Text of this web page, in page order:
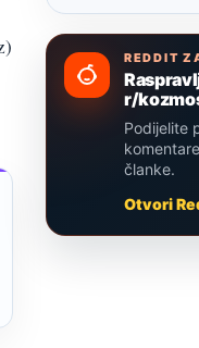
REDDIT
r/
Podijelite
članke.
Otvori